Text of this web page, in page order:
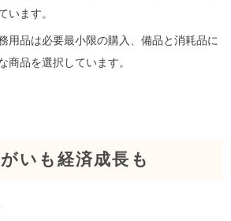
います。
用品は必要最小限の購入、備品と消耗品に
商品を選択しています。
いも経済成長も